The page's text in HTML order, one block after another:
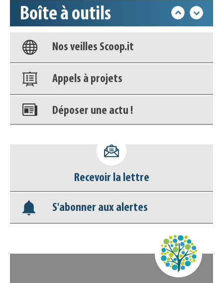
Boîte à outils
Base documentaire
Nos veilles Scoop.it
Appels à projets
Déposer une actu !
déconnecter)
Base documentaire
Nos veilles Scoop.it
Recevoir la lettre
S'abonner aux alertes